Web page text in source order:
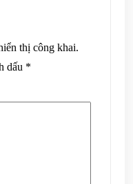
thị công khai.
dấu *